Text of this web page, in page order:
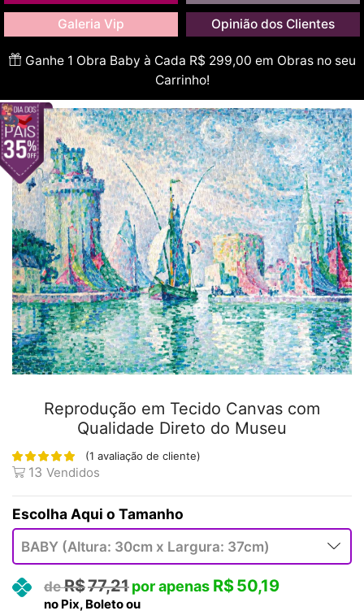
Galeria Vip Opinião dos Clientes
Ganhe 1 Obra Baby à Cada R$ 299,00 em Obras no seu
Carrinho!
Reprodução em Tecido Canvas com
Qualidade Direto do Museu
(1 avaliação de cliente)
13 Vendidos
Tamanho
R$77,21 R$50,19
no Pix, Boleto ou